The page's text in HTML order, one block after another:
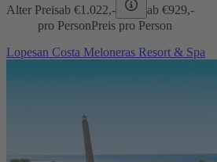
Alter Preisab €1.022,- ab €929,-
pro PersonPreis pro Person
Lopesan Costa Meloneras Resort & Spa